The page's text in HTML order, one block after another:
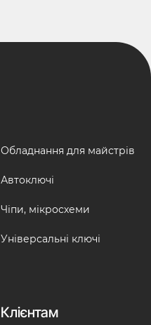
Обладнання для майстрів
Автоключі
Чіпи, мікросхеми
Універсальні ключі
Клієнтам